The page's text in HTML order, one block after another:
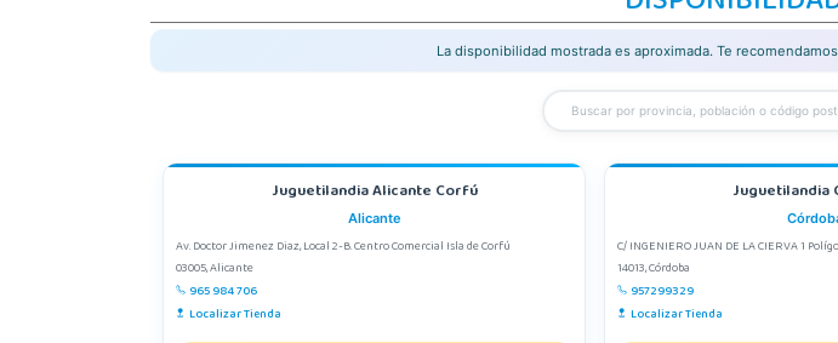
La disponibilidad mostrada es aproximada. Te
Juguetilandia Alicante Corfú
Alicante
Av. Doctor Jimenez Diaz, Local 2-B. Centro Comercial Isla de Corfú
03005, Alicante
965 984 706
Localizar Tienda
Juguetilandia
C/ INGENIERO JUAN DE LA CIERVA 1
14013, Córdoba
957299329
Localizar Tienda